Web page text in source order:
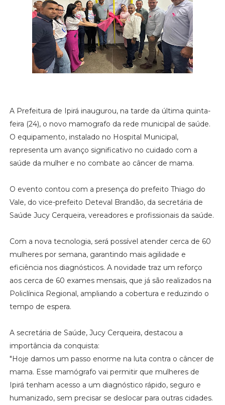
A Prefeitura de Ipirá inaugurou, na tarde da última quinta-
feira (24), o novo mamografo da rede municipal de saúde.
O equipamento, instalado no Hospital Municipal,
representa um avanço significativo no cuidado com a
saúde da mulher e no combate ao câncer de mama.
O evento contou com a presença do prefeito Thiago do
Vale, do vice-prefeito Deteval Brandão, da secretária de
Saúde Jucy Cerqueira, vereadores e profissionais da saúde.
Com a nova tecnologia, será possível atender cerca de 60
mulheres por semana, garantindo mais agilidade e
eficiência nos diagnósticos. A novidade traz um reforço
aos cerca de 60 exames mensais, que já são realizados na
Policlínica Regional, ampliando a cobertura e reduzindo o
tempo de espera.
A secretária de Saúde, Jucy Cerqueira, destacou a
importância da conquista:
"Hoje damos um passo enorme na luta contra o câncer de
mama. Esse mamógrafo vai permitir que mulheres de
Ipirá tenham acesso a um diagnóstico rápido, seguro e
humanizado, sem precisar se deslocar para outras cidades.